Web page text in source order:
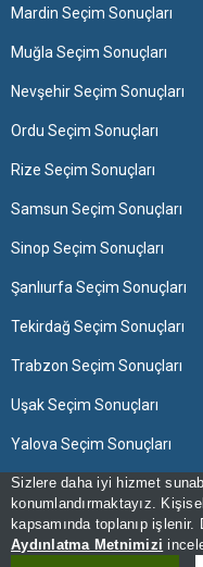
Sizlere daha iyi hizmet
konumlandırmaktayız.
kapsamında toplanıp
Aydınlatma Metnimizi
Mardin Seçim Sonuçları
Muğla Seçim Sonuçları
Nevşehir Seçim Sonuçları
Ordu Seçim Sonuçları
Rize Seçim Sonuçları
Samsun Seçim Sonuçları
Sinop Seçim Sonuçları
Şanlıurfa Seçim Sonuçları
Tekirdağ Seçim Sonuçları
Trabzon Seçim Sonuçları
Uşak Seçim Sonuçları
Yalova Seçim Sonuçları
Zonguldak Seçim Sonuçları
[Hata